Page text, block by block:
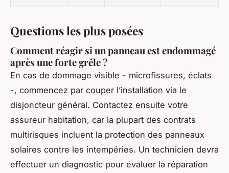
Questions les plus posées
Comment réagir si un panneau est endommagé
après une forte grêle ?
En cas de dommage visible - microfissures, éclats
-, commencez par couper l’installation via le
disjoncteur général. Contactez ensuite votre
assureur habitation, car la plupart des contrats
multirisques incluent la protection des panneaux
solaires contre les intempéries. Un technicien devra
effectuer un diagnostic pour évaluer la réparation